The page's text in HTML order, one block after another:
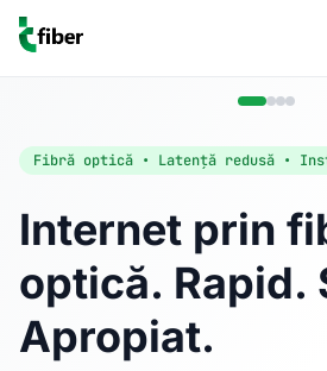
Fibră optică • Latență redusă •
Internet prin
optică. Rapid.
Apropiat.
Acasă
Internet Rezidențial
Fibră optică până la 1 Gbps, direct în